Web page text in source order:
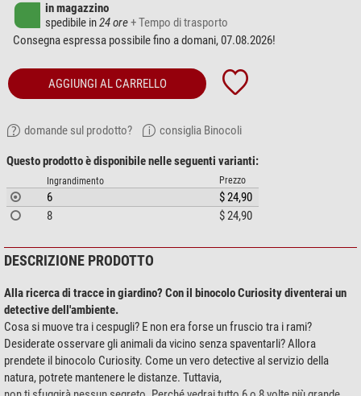
in magazzino
spedibile in24 ore+ Tempo di trasporto
Consegna espressa possibile fino a domani, 07.08.2026!
AGGIUNGI AL CARRELLO
domande sul prodotto? consiglia Binocoli
Questo prodotto è disponibile nelle seguenti varianti:
Ingrandimento Prezzo
6
$ 24,90
8
$ 24,90
DESCRIZIONE PRODOTTO
Alla ricerca di tracce in giardino? Con il binocolo Curiosity diventerai un
detective dell'ambiente.
Cosa si muove tra i cespugli? E non era forse un fruscio tra i rami?
Desiderate osservare gli animali da vicino senza spaventarli? Allora
prendete il binocolo Curiosity. Come un vero detective al servizio della
natura, potrete mantenere le distanze. Tuttavia,